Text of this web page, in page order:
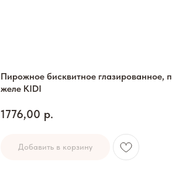
Пирожное бисквитное
желе KIDI
1776,00 р.
Добавить в корзину